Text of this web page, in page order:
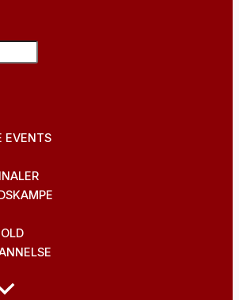
EVENTS